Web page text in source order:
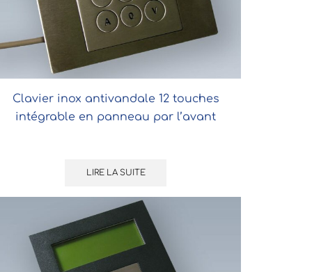
Clavier inox antivandale 12 touches
intégrable en panneau par l’avant
LIRE LA SUITE